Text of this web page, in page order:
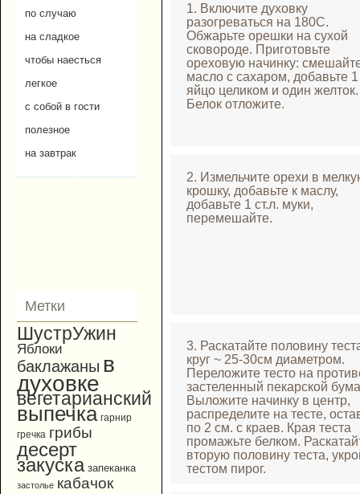
по случаю
на сладкое
чтобы наесться
легкое
с собой в гости
полезное
на завтрак
Метки
ШустрУжин
Яблоки
баклажаны в
духовке
вегетарианский
выпечка гарнир
гречка грибы
десерт
закуска запеканка
застолье кабачок
1. Включите духовку
разогреваться на 180С.
Обжарьте орешки на сухой
сковороде. Приготовьте
ореховую начинку:
масло с сахаром, добавьте 1
яйцо целиком и один желток.
Белок отложите.
2. Измельчите орехи в
крошку, добавьте к маслу,
добавьте 1 ст.л. муки,
перемешайте.
3. Раскатайте половину
круг ~ 25-30см диаметром.
Переложите тесто на
застеленный пекарской
Выложите начинку в центр,
распределите на тесте,
по 2 см. с краев. Края теста
промажьте белком.
вторую половину теста,
тестом пирог.